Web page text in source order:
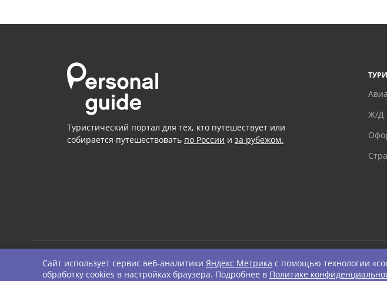
Туристический портал для тех, кто путешествует или
собирается путешествовать по России и за рубежом.
Ж/Д
© Personal Guide. All rights Reserved.
Сайт использует сервис веб-аналитики Яндекс Метрика с помощью технологии
обработку cookies в настройках браузера. Подробнее в Политике